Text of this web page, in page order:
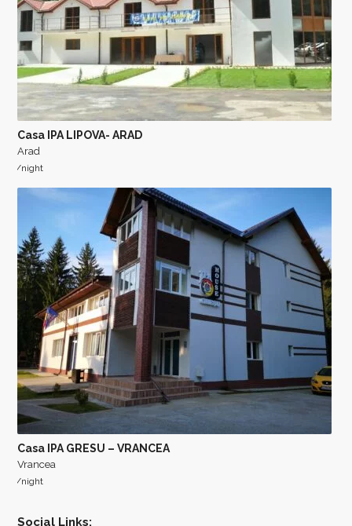
Casa IPA LIPOVA- ARAD
Arad
/night
Casa IPA GRESU – VRANCEA
Vrancea
/night
Social Links: